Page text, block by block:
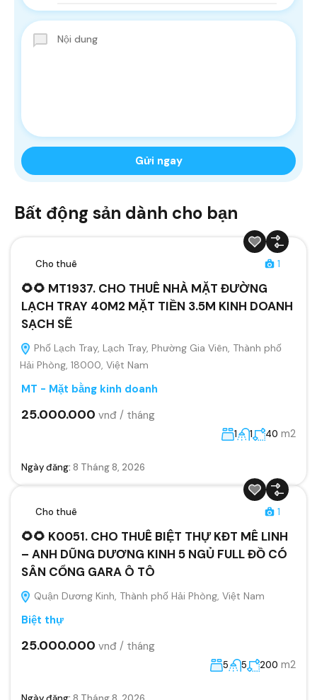
Bất động sản dành cho bạn
Cho thuê 1
🌻🌻 MT1937. CHO THUÊ NHÀ MẶT ĐƯỜNG
LẠCH TRAY 40M2 MẶT TIỀN 3.5M KINH DOANH
SẠCH SẼ
Phố Lạch Tray, Lạch Tray, Phường Gia Viên, Thành phố
Hải Phòng, 18000, Việt Nam
MT - Mặt bằng kinh doanh
25.000.000 vnđ / tháng
1 1 40 m2
Ngày đăng: 8 Tháng 8, 2026
Cho thuê 1
🌻🌻 K0051. CHO THUÊ BIỆT THỰ KĐT MÊ LINH
– ANH DŨNG DƯƠNG KINH 5 NGỦ FULL ĐỒ CÓ
SÂN CỔNG GARA Ô TÔ
Quận Dương Kinh, Thành phố Hải Phòng, Việt Nam
Biệt thự
25.000.000 vnđ / tháng
5 5 200 m2